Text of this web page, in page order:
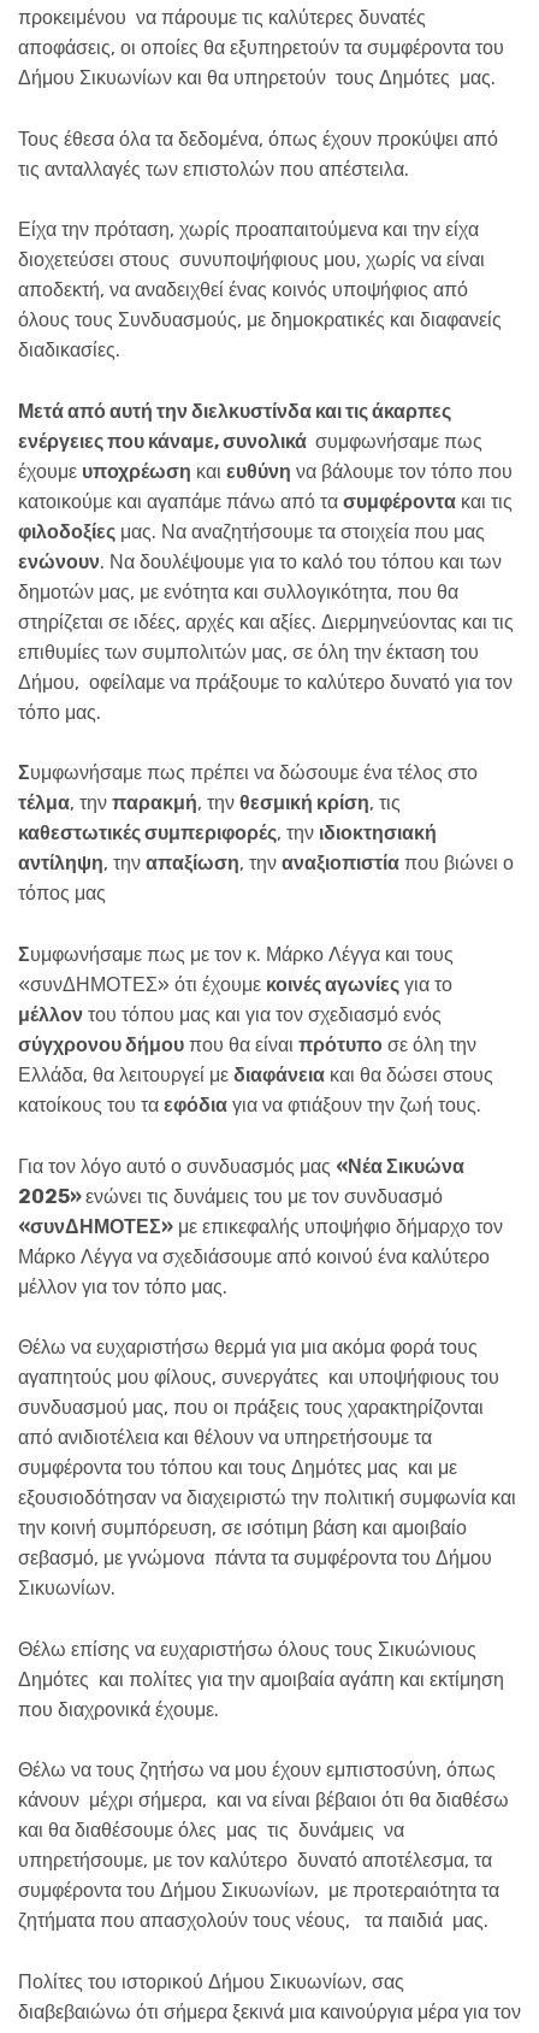
προκειμένου να πάρουμε τις καλύτερες δυνατές
αποφάσεις, οι οποίες θα εξυπηρετούν τα συμφέροντα του
Δήμου Σικυωνίων και θα υπηρετούν τους Δημότες μας.
Τους έθεσα όλα τα δεδομένα, όπως έχουν προκύψει από
τις ανταλλαγές των επιστολών που απέστειλα.
Είχα την πρόταση, χωρίς προαπαιτούμενα και την είχα
διοχετεύσει στους συνυποψήφιους μου, χωρίς να είναι
αποδεκτή, να αναδειχθεί ένας κοινός υποψήφιος από
όλους τους Συνδυασμούς, με δημοκρατικές και διαφανείς
διαδικασίες.
Μετά από αυτή την διελκυστίνδα και τις άκαρπες
ενέργειες που κάναμε, συνολικά συμφωνήσαμε πως
έχουμε υποχρέωση και ευθύνη να βάλουμε τον τόπο που
κατοικούμε και αγαπάμε πάνω από τα συμφέροντα και τις
φιλοδοξίες μας. Να αναζητήσουμε τα στοιχεία που μας
ενώνουν. Να δουλέψουμε για το καλό του τόπου και των
δημοτών μας, με ενότητα και συλλογικότητα, που θα
στηρίζεται σε ιδέες, αρχές και αξίες. Διερμηνεύοντας και τις
επιθυμίες των συμπολιτών μας, σε όλη την έκταση του
Δήμου, οφείλαμε να πράξουμε το καλύτερο δυνατό για τον
τόπο μας.
Συμφωνήσαμε πως πρέπει να δώσουμε ένα τέλος στο
τέλμα, την παρακμή, την θεσμική κρίση, τις
καθεστωτικές συμπεριφορές, την ιδιοκτησιακή
αντίληψη, την απαξίωση, την αναξιοπιστία που βιώνει ο
τόπος μας
Συμφωνήσαμε πως με τον κ. Μάρκο Λέγγα και τους
«συνΔΗΜΟΤΕΣ» ότι έχουμε κοινές αγωνίες για το
μέλλον του τόπου μας και για τον σχεδιασμό ενός
σύγχρονου δήμου που θα είναι πρότυπο σε όλη την
Ελλάδα, θα λειτουργεί με διαφάνεια και θα δώσει στους
κατοίκους του τα εφόδια για να φτιάξουν την ζωή τους.
Για τον λόγο αυτό ο συνδυασμός μας «Νέα Σικυώνα
2025»ενώνει τις δυνάμεις του με τον συνδυασμό
«συνΔΗΜΟΤΕΣ» με επικεφαλής υποψήφιο δήμαρχο τον
Μάρκο Λέγγα να σχεδιάσουμε από κοινού ένα καλύτερο
μέλλον για τον τόπο μας.
Θέλω να ευχαριστήσω θερμά για μια ακόμα φορά τους
αγαπητούς μου φίλους, συνεργάτες και υποψήφιους του
συνδυασμού μας, που οι πράξεις τους χαρακτηρίζονται
από ανιδιοτέλεια και θέλουν να υπηρετήσουμε τα
συμφέροντα του τόπου και τους Δημότες μας και με
εξουσιοδότησαν να διαχειριστώ την πολιτική συμφωνία και
την κοινή συμπόρευση, σε ισότιμη βάση και αμοιβαίο
σεβασμό, με γνώμονα πάντα τα συμφέροντα του Δήμου
Σικυωνίων.
Θέλω επίσης να ευχαριστήσω όλους τους Σικυώνιους
Δημότες και πολίτες για την αμοιβαία αγάπη και εκτίμηση
που διαχρονικά έχουμε.
Θέλω να τους ζητήσω να μου έχουν εμπιστοσύνη, όπως
κάνουν μέχρι σήμερα, και να είναι βέβαιοι ότι θα διαθέσω
και θα διαθέσουμε όλες μας τις δυνάμεις να
υπηρετήσουμε, με τον καλύτερο δυνατό αποτέλεσμα, τα
συμφέροντα του Δήμου Σικυωνίων, με προτεραιότητα τα
ζητήματα που απασχολούν τους νέους, τα παιδιά μας.
Πολίτες του ιστορικού Δήμου Σικυωνίων, σας
διαβεβαιώνω ότι σήμερα ξεκινά μια καινούργια μέρα για τον